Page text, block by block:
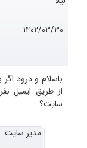
۱۴۰۲/۰۳/۳۰
باسلام و درود
از طریق ایمیل
سایت؟
مدیر سایت